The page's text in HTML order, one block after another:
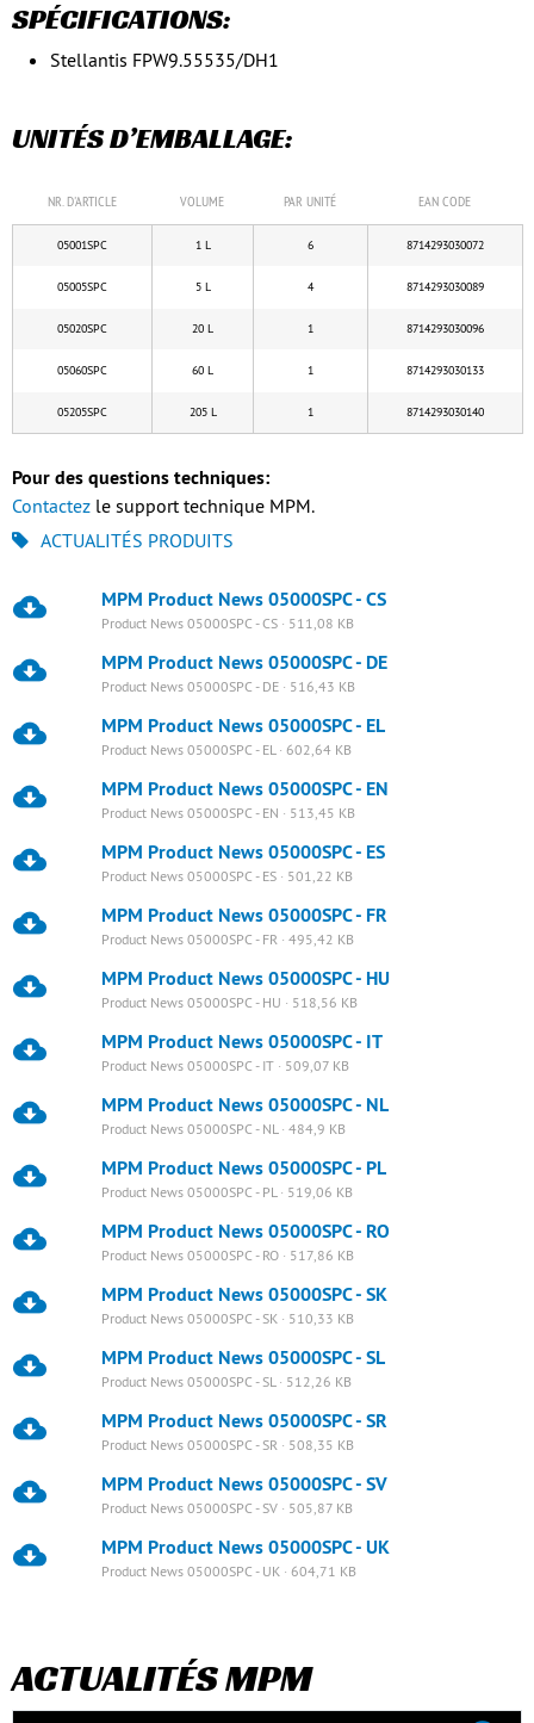
SPÉCIFICATIONS:
Stellantis FPW9.55535/DH1
UNITÉS D’EMBALLAGE:
NR. D'ARTICLE VOLUME PAR UNITÉ EAN CODE
05001SPC 1 L 6 8714293030072
05005SPC 5 L 4 8714293030089
05020SPC 20 L 1 8714293030096
05060SPC 60 L 1 8714293030133
05205SPC 205 L 1 8714293030140
Pour des questions techniques:
Contactez le support technique MPM.
ACTUALITÉS PRODUITS
MPM Product News 05000SPC - CS
Product News 05000SPC - CS · 511,08 KB
MPM Product News 05000SPC - DE
Product News 05000SPC - DE · 516,43 KB
MPM Product News 05000SPC - EL
Product News 05000SPC - EL · 602,64 KB
MPM Product News 05000SPC - EN
Product News 05000SPC - EN · 513,45 KB
MPM Product News 05000SPC - ES
Product News 05000SPC - ES · 501,22 KB
MPM Product News 05000SPC - FR
Product News 05000SPC - FR · 495,42 KB
MPM Product News 05000SPC - HU
Product News 05000SPC - HU · 518,56 KB
MPM Product News 05000SPC - IT
Product News 05000SPC - IT · 509,07 KB
MPM Product News 05000SPC - NL
Product News 05000SPC - NL · 484,9 KB
MPM Product News 05000SPC - PL
Product News 05000SPC - PL · 519,06 KB
MPM Product News 05000SPC - RO
Product News 05000SPC - RO · 517,86 KB
MPM Product News 05000SPC - SK
Product News 05000SPC - SK · 510,33 KB
MPM Product News 05000SPC - SL
Product News 05000SPC - SL · 512,26 KB
MPM Product News 05000SPC - SR
Product News 05000SPC - SR · 508,35 KB
MPM Product News 05000SPC - SV
Product News 05000SPC - SV · 505,87 KB
MPM Product News 05000SPC - UK
Product News 05000SPC - UK · 604,71 KB
ACTUALITÉS MPM